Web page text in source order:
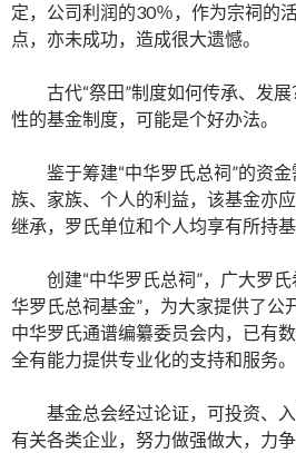
定，公司利润的30％，作为宗祠的
点，亦未成功，造成很大遗憾。
古代“祭田”制度如何传承、发
性的基金制度，可能是个好办法。
鉴于筹建“中华罗氏总祠”的资
族、家族、个人的利益，该基金亦
继承，罗氏单位和个人均享有所持
创建“中华罗氏总祠”，广大罗
华罗氏总祠基金”，为大家提供了公
中华罗氏通谱编纂委员会内，已有
全有能力提供专业化的支持和服务。
基金总会经过论证，可投资、
有关各类企业，努力做强做大，力